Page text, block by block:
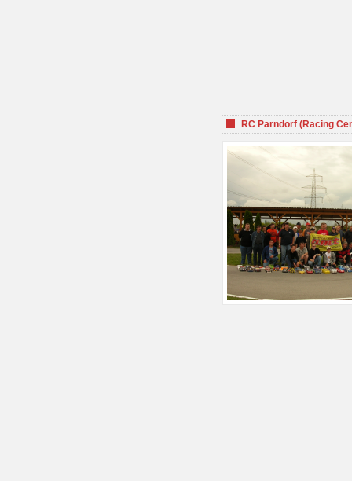
RC Parndorf (Racing